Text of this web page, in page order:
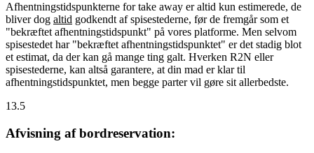
Afhentningstidspunkterne for take away er altid kun estimerede, de
bliver dog altid godkendt af spisestederne, før de fremgår som et
"bekræftet afhentningstidspunkt" på vores platforme. Men selvom
spisestedet har "bekræftet afhentningstidspunktet" er det stadig blot
et estimat, da der kan gå mange ting galt. Hverken R2N eller
spisestederne, kan altså garantere, at din mad er klar til
afhentningstidspunktet, men begge parter vil gøre sit allerbedste.
13.5
Afvisning af bordreservation: